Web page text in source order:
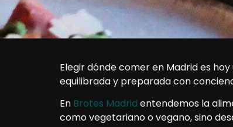
Elegir dónde comer en Madrid es
equilibrada y preparada con
En Brotes Madrid entendemos la
como vegetariano o vegano, sino